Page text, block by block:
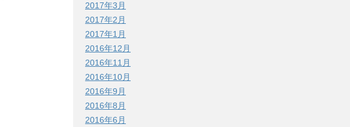
2017年3月
2017年2月
2017年1月
2016年12月
2016年11月
2016年10月
2016年9月
2016年8月
2016年6月